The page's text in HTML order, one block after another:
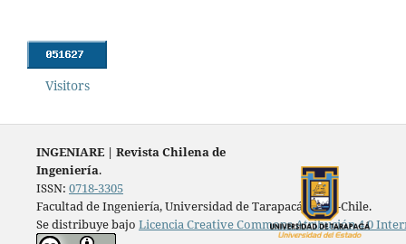
Visitors
INGENIARE | Revista Chilena de
Ingeniería.
ISSN: 0718-3305
Facultad de Ingeniería, Universidad de Tarapacá, Arica-Chile.
Se distribuye bajo Licencia Creative Commons Atribución 4.0